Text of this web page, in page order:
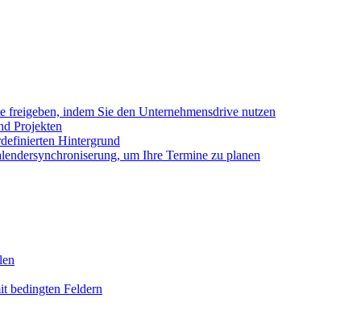
indem Sie den Unternehmensdrive nutzen
Projekten
Hintergrund
um Ihre Termine zu planen
bedingten Feldern